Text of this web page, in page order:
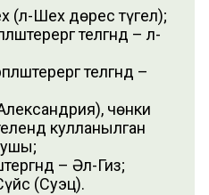
(әл-Шәех дөрес түгел);
теләгәндә – әл-
теләгәндә –
чөнки
кулланылган
– Әл-Гизә;
(Суэц).